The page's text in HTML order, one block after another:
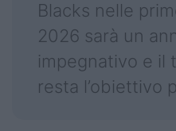
Blacks nelle
2026 sarà un
impegnativo e il
resta l’obiettivo